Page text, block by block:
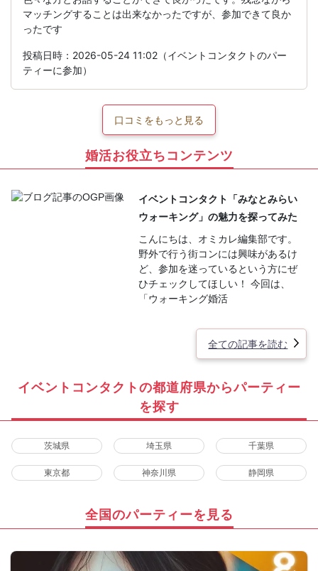
マッチングすることは出来なかったですが、参加できて良か
ったです
投稿日時：2026-05-24 11:02（イベントコンタクトのパー
ティーに参加）
口コミをもっと見る
婚活お役立ちコンテンツ
イベントコンタクト「みなとみらい
ウォーキング」の魅力を探ってみた
こんにちは、オミカレ編集部です。
野外で行う街コンには興味があるけ
ど、参加を迷っているという方にぜ
ひチェックしてほしい！ 今回は、
「ウォーキング婚活
全ての記事を読む
イベントコンタクトの都道府県からパーティー
を探す
茨城県 埼玉県 千葉県
東京都 神奈川県 静岡県
全国のパーティーを見る